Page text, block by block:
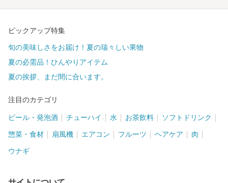
ピックアップ特集
旬の美味しさをお届け！夏の瑞々しい果物
夏の必需品！ひんやりアイテム
夏の挨拶、まだ間に合います。
注目のカテゴリ
ビール・発泡酒 チューハイ 水 お茶飲料 ソフトドリンク
惣菜・食材 扇風機 エアコン フルーツ ヘアケア 肉
ウナギ